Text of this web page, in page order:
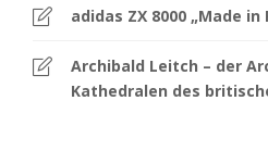
adidas ZX 8000 „Made
Archibald Leitch – der
Kathedralen des